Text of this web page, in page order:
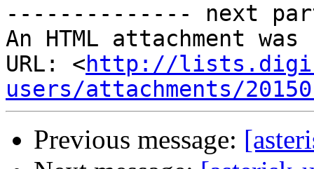
-------------- next
An HTML attachment
URL: <http://
users/attachments/
Previous message: